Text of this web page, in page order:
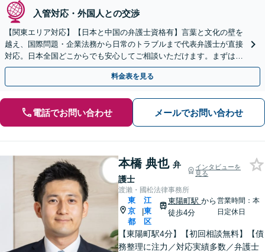
入管対応・外国人との交渉
【関東エリア対応】【日本と中国の弁護士資格有】言葉と文化の壁を
越え、国際問題・企業法務から日常のトラブルまで代表弁護士が直接
対応。日本全国どこからでも安心してご相談いただけます。まずは一
歩を踏み出してみませんか。【初回相談無料】
料金表を見る
電話でお問い合わせ メールでお問い合わせ
本橋 典也 弁
護士
インタビューを
見る
渡瀨・國松法律事務所
東
京
都
|
江
東
区
東陽町駅 から
徒歩4分
営業時間：本
日定休日
【東陽町駅4分】【初回相談無料】【債
務整理に注力／対応実績多数／弁護士